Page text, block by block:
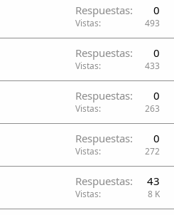
Respuestas 0
Vistas 493
Respuestas 0
Vistas 433
Respuestas 0
Vistas 263
Respuestas 0
Vistas 272
Respuestas 43
Vistas 8 K